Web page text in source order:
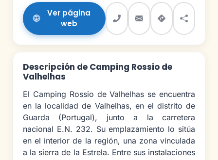
Ver página
web
Descripción de Camping Rossio de
Valhelhas
El Camping Rossio de Valhelhas se encuentra
en la localidad de Valhelhas, en el distrito de
Guarda (Portugal), junto a la carretera
nacional E.N. 232. Su emplazamiento lo sitúa
en el interior de la región, una zona vinculada
a la sierra de la Estrela. Entre sus instalaciones